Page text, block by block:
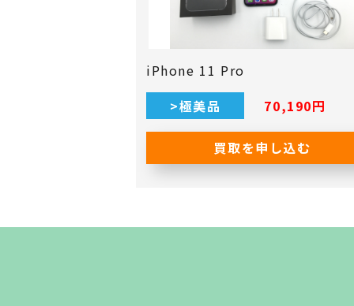
iPhone 11 Pro
>極美品
70,190円
買取を申し込む